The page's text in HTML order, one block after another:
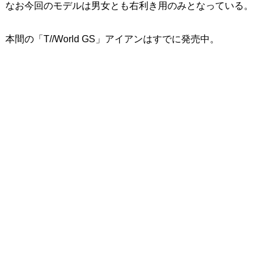
なお今回のモデルは男女とも右利き用のみとなっている。
本間の「T//World GS」アイアンはすでに発売中。